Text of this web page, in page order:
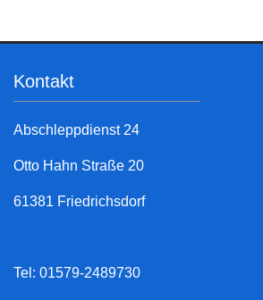
Kontakt
Abschleppdienst 24
Otto Hahn Straße 20
61381 Friedrichsdorf
Tel: 01579-2489730